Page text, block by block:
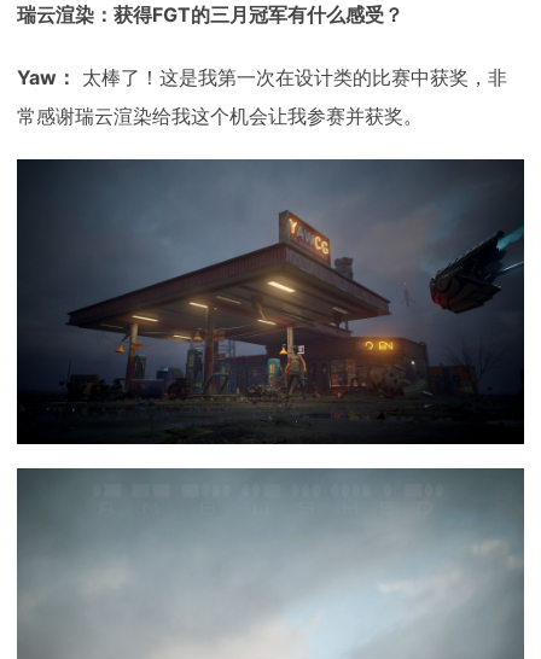
瑞云渲染：获得FGT的三月冠军有什么感受？
Yaw： 太棒了！这是我第一次在设计类的比赛中获奖，非
常感谢瑞云渲染给我这个机会让我参赛并获奖。